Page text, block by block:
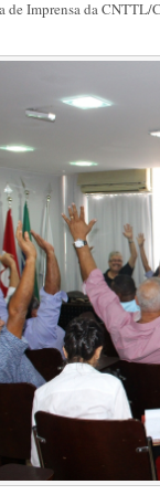
de Imprensa da CNTTL/